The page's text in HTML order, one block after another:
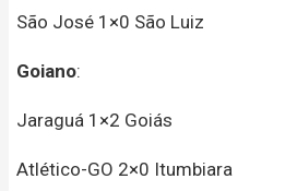
São José 1×0 São Luiz
Goiano:
Jaraguá 1×2 Goiás
Atlético-GO 2×0 Itumbiara